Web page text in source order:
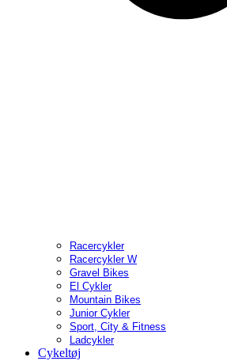
Racercykler
Racercykler W
Gravel Bikes
El Cykler
Mountain Bikes
Junior Cykler
Sport, City & Fitness
Ladcykler
Cykeltøj